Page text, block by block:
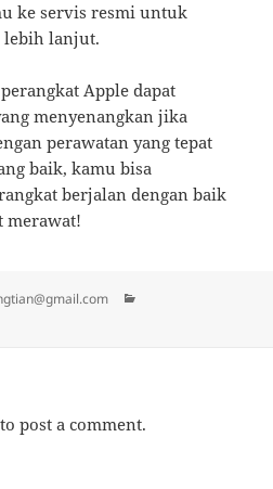
ke servis resmi untuk
lebih lanjut.
Apple dapat
menyenangkan jika
perawatan yang tepat
baik, kamu bisa
berjalan dengan baik
merawat!
to post a comment.